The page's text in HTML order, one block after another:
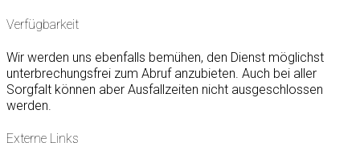
Verfügbarkeit
Wir werden uns ebenfalls bemühen, den Dienst möglichst
unterbrechungsfrei zum Abruf anzubieten. Auch bei aller
Sorgfalt können aber Ausfallzeiten nicht ausgeschlossen
werden.
Externe Links